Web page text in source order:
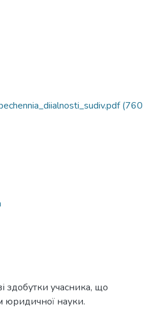
(760
здобутки учасника, що
юридичної науки.